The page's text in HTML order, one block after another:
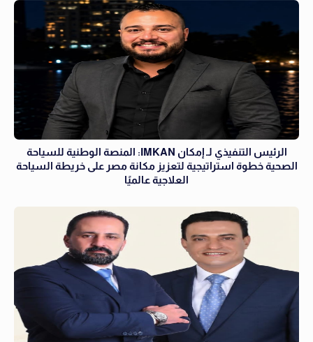
الرئيس التنفيذي لـ إمكان IMKAN: المنصة الوطنية للسياحة
الصحية خطوة استراتيجية لتعزيز مكانة مصر على خريطة السياحة
العلاجية عالميًا